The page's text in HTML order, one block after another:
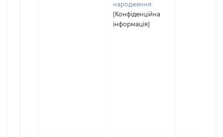
народження:
[Конфіденційна
інформація]